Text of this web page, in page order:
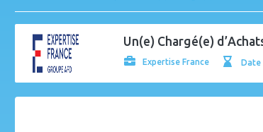
Un(e) Chargé(e)
Expertise France Date